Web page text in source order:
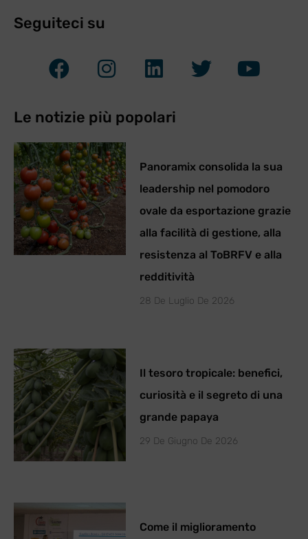
Seguiteci su
Le notizie più popolari
Panoramix consolida la sua
leadership nel pomodoro
ovale da esportazione grazie
alla facilità di gestione, alla
resistenza al ToBRFV e alla
redditività
28 De Luglio De 2026
Il tesoro tropicale: benefici,
curiosità e il segreto di una
grande papaya
29 De Giugno De 2026
Come il miglioramento